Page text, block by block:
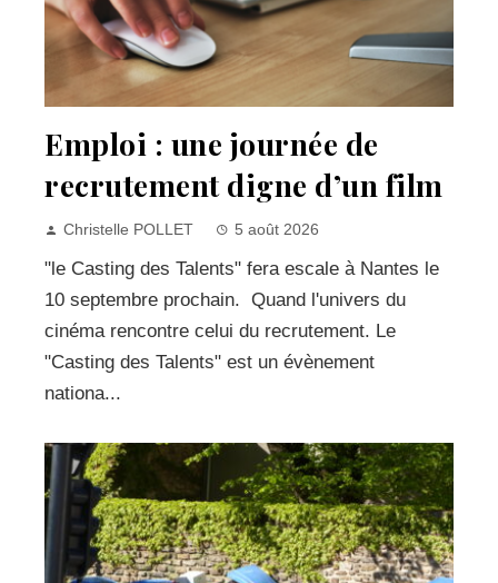
Emploi : une journée de
recrutement digne d’un film
Christelle POLLET 5 août 2026
"le Casting des Talents" fera escale à Nantes le
10 septembre prochain. Quand l'univers du
cinéma rencontre celui du recrutement. Le
"Casting des Talents" est un évènement
nationa...